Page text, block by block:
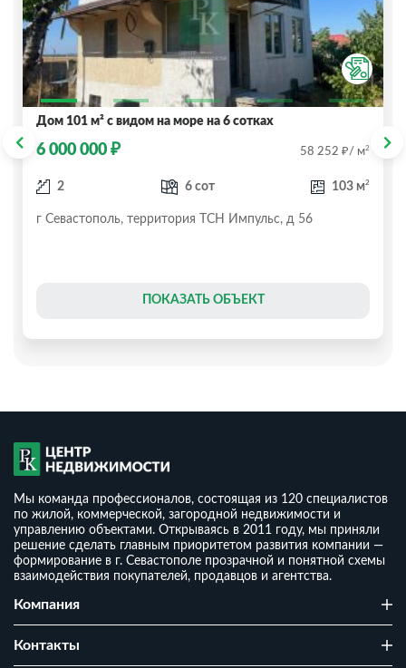
Дом 101 м² с видом на море на 6 сотках
6 000 000 ₽ 58 252 ₽/ м2
2 6 сот 103 м2
г Севастополь, территория ТСН Импульс, д 56
ПОКАЗАТЬ ОБЪЕКТ
Дом 95 м² на участке 4,2 сотки
8 900 000
1
Мы команда профессионалов, состоящая из 120 специалистов
по жилой, коммерческой, загородной недвижимости и
управлению объектами. Открываясь в 2011 году, мы приняли
решение сделать главным приоритетом развития компании —
формирование в г. Севастополе прозрачной и понятной схемы
взаимодействия покупателей, продавцов и агентства.
Компания
Контакты